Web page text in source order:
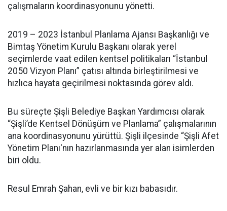
çalışmaların koordinasyonunu yönetti.
2019 – 2023 İstanbul Planlama Ajansı Başkanlığı ve
Bimtaş Yönetim Kurulu Başkanı olarak yerel
seçimlerde vaat edilen kentsel politikaları “İstanbul
2050 Vizyon Planı” çatısı altında birleştirilmesi ve
hızlıca hayata geçirilmesi noktasında görev aldı.
Bu süreçte Şişli Belediye Başkan Yardımcısı olarak
“Şişli’de Kentsel Dönüşüm ve Planlama” çalışmalarının
ana koordinasyonunu yürüttü. Şişli ilçesinde “Şişli Afet
Yönetim Planı'nın hazırlanmasında yer alan isimlerden
biri oldu.
Resul Emrah Şahan, evli ve bir kızı babasıdır.